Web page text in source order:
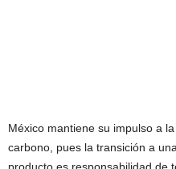
México mantiene su impulso a
carbono, pues la transición a